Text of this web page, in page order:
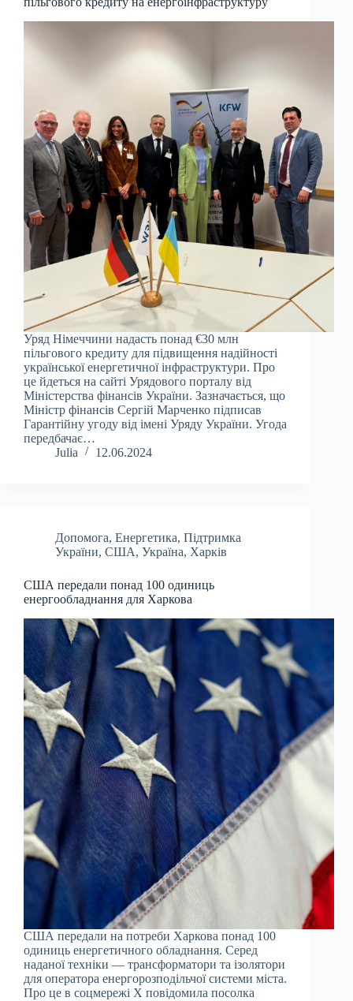
Уряд Німеччини надасть понад €30 млн
пільгового кредиту для підвищення надійності
української енергетичної інфраструктури. Про
це йдеться на сайті Урядового порталу від
Міністерства фінансів України. Зазначається, що
Міністр фінансів Сергій Марченко підписав
Гарантійну угоду від імені Уряду України. Угода
передбачає…
Julia
12.06.2024
Допомога, Енергетика, Підтримка
України, США, Україна, Харків
США передали понад 100 одиниць
енергообладнання для Харкова
США передали на потреби Харкова понад 100
одиниць енергетичного обладнання. Серед
наданої техніки — трансформатори та ізолятори
для оператора енергорозподільчої системи міста.
Про це в соцмережі X повідомила посолка